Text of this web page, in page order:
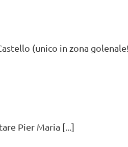
(unico in zona
Pier Maria [...]